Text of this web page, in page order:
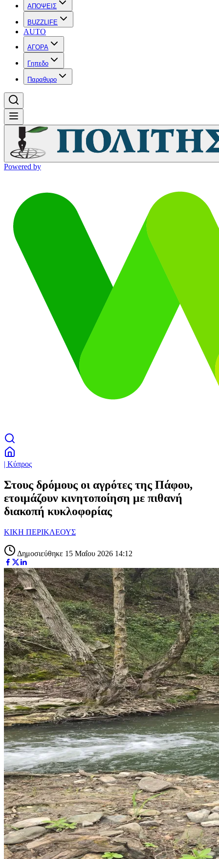
ΑΠΟΨΕΙΣ
BUZZLIFE
AUTO
ΑΓΟΡΑ
Γηπεδο
Παραθυρο
Powered by
| Κύπρος
Στους δρόμους οι αγρότες της Πάφου,
ετοιμάζουν κινητοποίηση με πιθανή
διακοπή κυκλοφορίας
ΚΙΚΗ ΠΕΡΙΚΛΕΟΥΣ
Δημοσιεύθηκε 15 Μαΐου 2026 14:12